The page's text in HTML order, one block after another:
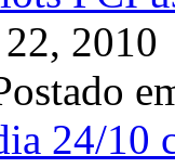
2010
24/10